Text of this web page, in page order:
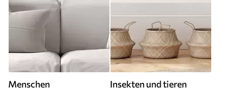
Menschen Insekten und tieren